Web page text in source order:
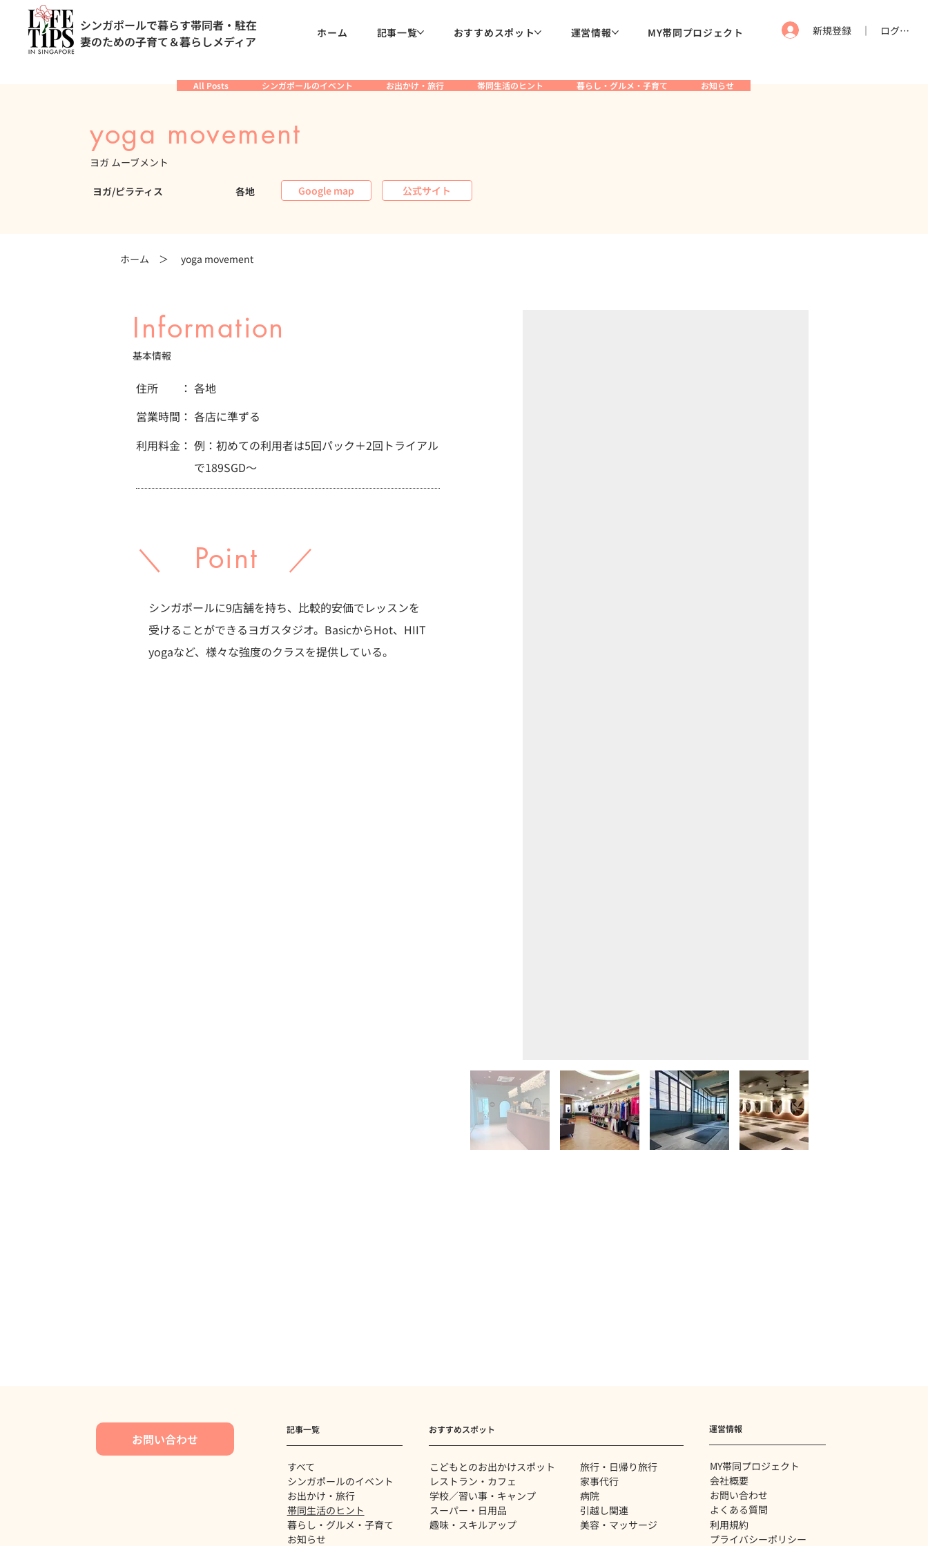
シンガポールで暮らす帯同者・駐在
妻のための子育て＆暮らしメディア
ホーム 記事一覧 おすすめスポット 運営情報 MY帯同プロジェクト 新規登録 ｜ ログイン
All Posts シンガポールのイベント お出かけ・旅行 帯同生活のヒント 暮らし・グルメ・子育て お知らせ
yoga movement
ヨガ ムーブメント
ヨガ/ピラティス 各地 Google map 公式サイト
ホーム ＞ yoga movement
Information
基本情報
住所 ： 各地
営業時間： 各店に準ずる
利用料金： 例：初めての利用者は5回パック＋2回トライアル
で189SGD～
＼ Point ／
シンガポールに9店舗を持ち、比較的安価でレッスンを
受けることができるヨガスタジオ。BasicからHot、HIIT
yogaなど、様々な強度のクラスを提供している。
お問い合わせ
記事一覧
すべて
シンガポールのイベント
お出かけ・旅行
帯同生活のヒント
暮らし・グルメ・子育て
お知らせ
おすすめスポット
​こどもとのお出かけスポット
レストラン・カフェ
学校／習い事・キャンプ
スーパー・日用品
趣味・スキルアップ
旅行・日帰り旅行
家事代行
病院
​引越し関連
美容・マッサージ
運営情報
MY帯同プロジェクト
会社概要
お問い合わせ
よくある質問
利用規約
プライバシーポリシー